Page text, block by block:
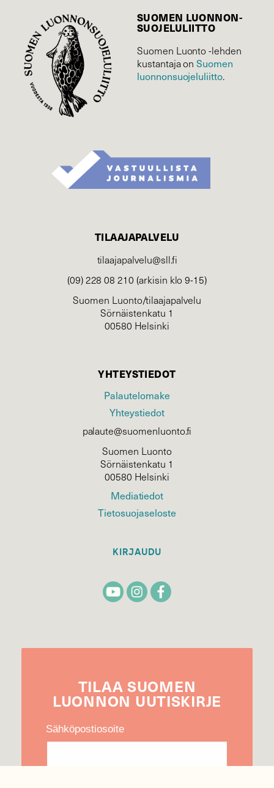
SUOMEN LUONNON­
SUOJELU­LIITTO
Suomen Luonto -lehden
kustantaja onSuomen
luonnonsuojelu­liitto.
TILAAJAPALVELU
tilaajapalvelu@sll.fi
(09) 228 08 210 (arkisin klo 9-15)
Suomen Luonto/tilaajapalvelu
Sörnäistenkatu 1
00580 Helsinki
YHTEYSTIEDOT
Palautelomake
Yhteystiedot
palaute@suomenluonto.fi
Suomen Luonto
Sörnäistenkatu 1
00580 Helsinki
Mediatiedot
Tietosuojaseloste
KIRJAUDU
TILAA SUOMEN
LUONNON UUTIS­KIRJE
Sähköpostiosoite